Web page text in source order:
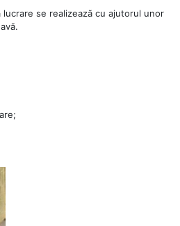
se realizează cu ajutorul unor